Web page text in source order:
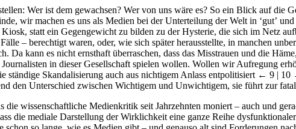
Wer ist dem gewachsen? Wer von uns wäre es? So ein Blick auf die
wir machen es uns als Medien bei der Unterteilung der Welt in ‘gutʼ
statt ein Gegengewicht zu bilden zu der Hysterie, die sich im Netz
– berechtigt waren, oder, wie sich später herausstellte, in manchen
Da kann es nicht ernsthaft überraschen, dass das Misstrauen und die
in dieser Gesellschaft spielen wollen. Wollen wir Aufregung
Skandalisierung auch aus nichtigem Anlass entpolitisiert ← 9 | 10
den Unterschied zwischen Wichtigem und Unwichtigem, sie führt zur
die wissenschaftliche Medienkritik seit Jahrzehnten moniert – auch und
die mediale Darstellung der Wirklichkeit eine ganze Reihe